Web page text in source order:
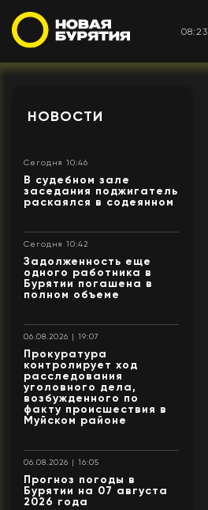
08:23
НОВОСТИ
Сегодня 10:46
В судебном зале
заседания поджигатель
раскаялся в содеянном
Сегодня 10:42
Задолженность еще
одного работника в
Бурятии погашена в
полном объеме
06.08.2026 | 19:07
Прокуратура
контролирует ход
расследования
уголовного дела,
возбужденного по
факту происшествия в
Муйском районе
06.08.2026 | 16:05
Прогноз погоды в
Бурятии на 07 августа
2026 года